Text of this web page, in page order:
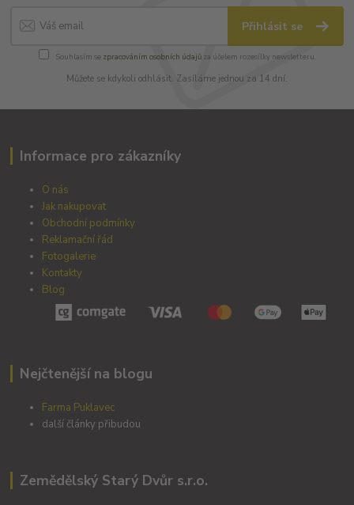
Přihlásit se
Souhlasím se zpracováním osobních údajůza účelem rozesílky newsletteru.
Můžete se kdykoli odhlásit. Zasíláme jednou za 14 dní.
Informace pro zákazníky
O nás
Jak nakupovat
Obchodní podmínky
Reklamační řád
Fotogalerie
Kontakty
Blog
Nejčtenější na blogu
Farma Puklavec
další články přibudou
Zemědělský Starý Dvůr s.r.o.